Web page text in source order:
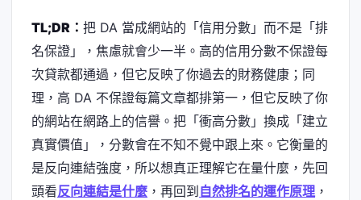
TL;DR： 把 DA 當成網站的「信用分數」而不是「排
名保證」，焦慮就會少一半。高的信用分數不保證每
次貸款都通過，但它反映了你過去的財務健康；同
理，高 DA 不保證每篇文章都排第一，但它反映了你
的網站在網路上的信譽。把「衝高分數」換成「建立
真實價值」，分數會在不知不覺中跟上來。它衡量的
是反向連結強度，所以想真正理解它在量什麼，先回
頭看反向連結是什麼 ，再回到自然排名的運作原理 ，